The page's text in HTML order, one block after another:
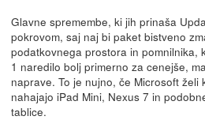
Glavne spremembe, ki jih prinaša
pokrovom, saj naj bi paket bistveno
podatkovnega prostora in pomnilnika,
1 naredilo bolj primerno za cenejše,
naprave. To je nujno, če Microsoft
nahajajo iPad Mini, Nexus 7 in
tablice.